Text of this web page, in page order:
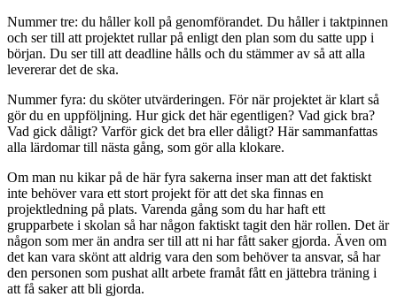
Nummer tre: du håller koll på genomförandet. Du håller i taktpinnen
och ser till att projektet rullar på enligt den plan som du satte upp i
början. Du ser till att deadline hålls och du stämmer av så att alla
levererar det de ska.
Nummer fyra: du sköter utvärderingen. För när projektet är klart så
gör du en uppföljning. Hur gick det här egentligen? Vad gick bra?
Vad gick dåligt? Varför gick det bra eller dåligt? Här sammanfattas
alla lärdomar till nästa gång, som gör alla klokare.
Om man nu kikar på de här fyra sakerna inser man att det faktiskt
inte behöver vara ett stort projekt för att det ska finnas en
projektledning på plats. Varenda gång som du har haft ett
grupparbete i skolan så har någon faktiskt tagit den här rollen. Det är
någon som mer än andra ser till att ni har fått saker gjorda. Även om
det kan vara skönt att aldrig vara den som behöver ta ansvar, så har
den personen som pushat allt arbete framåt fått en jättebra träning i
att få saker att bli gjorda.